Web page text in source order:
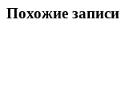
Похожие записи